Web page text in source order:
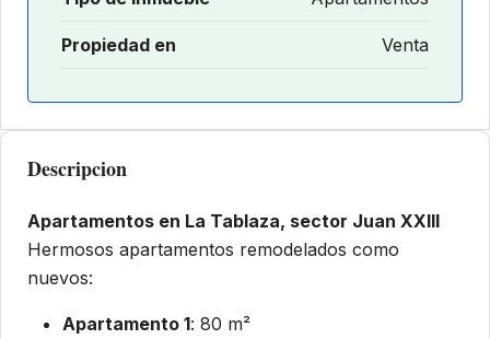
Propiedad en Venta
Descripcion
Apartamentos en La Tablaza, sector Juan XXIII
Hermosos apartamentos remodelados como
nuevos:
Apartamento 1: 80 m²